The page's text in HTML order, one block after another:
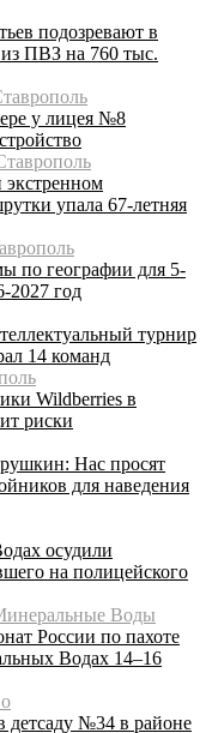
подозревают в
ПВЗ на 760 тыс.
у лицея №8
упала 67-летняя
по географии для 5-
2027 год
турнир
14 команд
Wildberries в
риски
Нас просят
для наведения
осудили
на полицейского
Воды
России по пахоте
Водах 14–16
детсаду №34 в районе